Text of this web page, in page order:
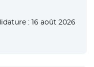
: 16 août 2026